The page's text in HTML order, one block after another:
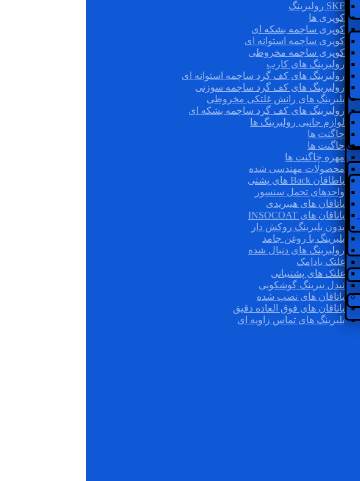
SKF رولبرینگ
کوپری ها
کوپری ساچمه بشکه ای
کوپری ساچمه استوانه ای
کوپری ساچمه مخروطی
رولبرینگ های کارب
رولبرینگ های کف گرد ساچمه استوانه ای
رولبرینگ های کف گرد ساچمه سوزنی
بلبرینگ های رانش غلتکی مخروطی
رولبرینگ های کف گرد ساچمه بشکه ای
لوازم جانبی رولبرینگ ها
چاگنت ها
چاگنت ها
مهره چاگنت ها
محصولات مهندسی شده
یاطاقان Back های پشتی
واحدهای تحمل سنسور
یاتاقان های هیبریدی
یاتاقان های INSOCOAT
بدون بلبرینگ روکش دار
بلبرینگ با روغن جامد
رولبرینگ های دنبال شده
غلتک بادامک
غلتک های پشتیبانی
نیدل بیرینگ گوشکوبی
یاتاقان های نصب شده
یاتاقان های فوق العاده دقیق
بلبرینگ های تماس زاویه ای